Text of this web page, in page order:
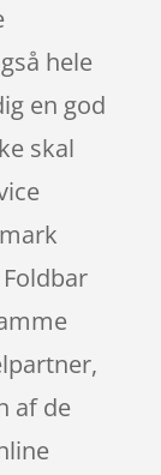
hele
en god
skal
af de